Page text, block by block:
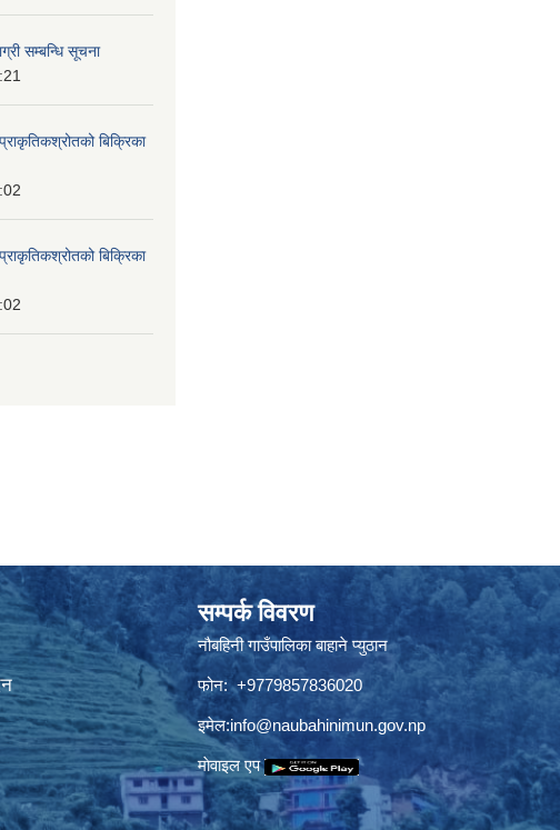
सम्बन्धि सूचना
बिक्रिका
बिक्रिका
सम्पर्क विवरण
नौबहिनी गाउँपालिका बाहाने प्युठान
फोन: +9779857836020
इमेल:info@naubahinimun.gov.np
माेवाइल एप